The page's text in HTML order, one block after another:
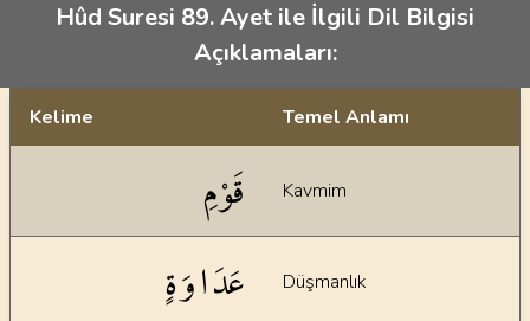
Hûd Suresi 89. Ayet ile İlgili Dil Bilgisi
Açıklamaları:
Kelime Temel Anlamı
قَوْمِ Kavmim
عَدَاوَةٍ Düşmanlık